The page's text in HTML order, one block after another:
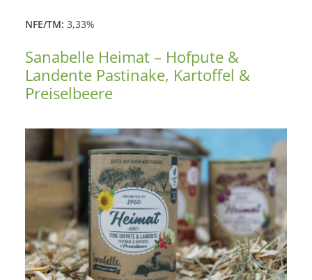
NFE/TM: 3,33%
Sanabelle Heimat – Hofpute &
Landente Pastinake, Kartoffel &
Preiselbeere